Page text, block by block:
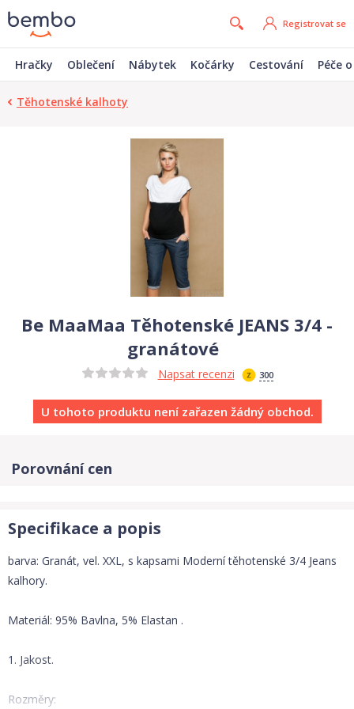
Registrovat se
Hračky Oblečení Nábytek Kočárky Cestování Péče
Těhotenské kalhoty
Be MaaMaa Těhotenské JEANS 3/4 -
granátové
Napsat recenzi 300
U tohoto produktu není zařazen žádný obchod.
Porovnání cen
Specifikace a popis
barva: Granát, vel. XXL, s kapsami Moderní těhotenské 3/4 Jeans
kalhory.
Materiál: 95% Bavlna, 5% Elastan .
1. Jakost.
Rozměry: